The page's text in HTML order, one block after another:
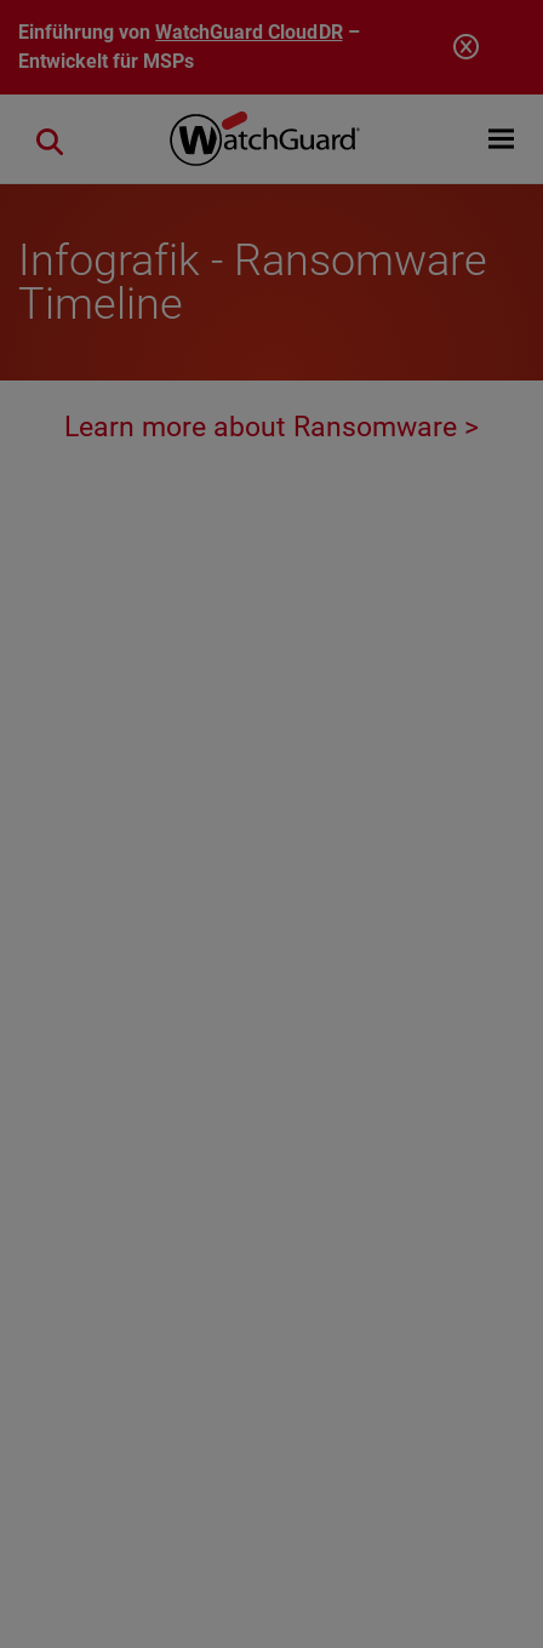
Direkt zum Inhalt
Einführung vonWatchGuard CloudDR–
Entwickelt für MSPs
Open
Close search
Infografik - Ransomware
Timeline
Learn more about Ransomware >